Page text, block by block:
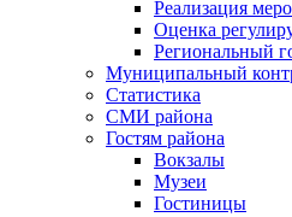
Реализация
Оценка
Региональный
Муниципальный
Статистика
СМИ района
Гостям района
Вокзалы
Музеи
Гостиницы